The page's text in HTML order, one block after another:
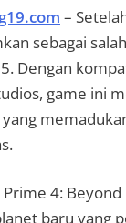
–
sebagai
Dengan
game ini
4:
baru yang